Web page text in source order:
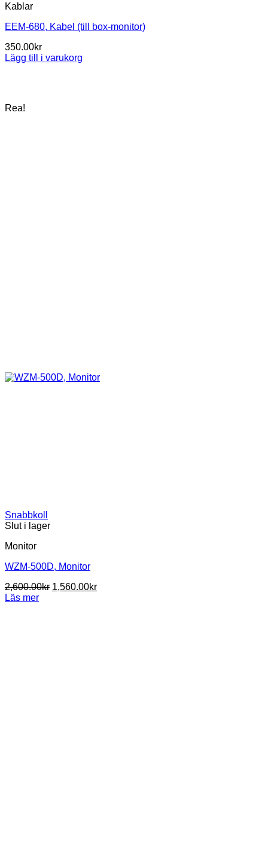
Kablar
EEM-680, Kabel (till box-monitor)
350.00kr
Lägg till i varukorg
Rea!
Snabbkoll
Slut i lager
Monitor
WZM-500D, Monitor
2,600.00kr Det
1,560.00krDet
Läs mer